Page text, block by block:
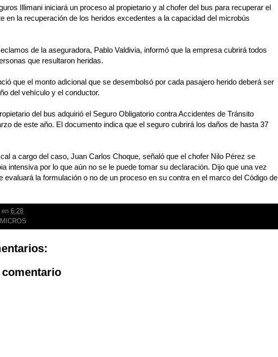
Illimani iniciará un proceso al propietario y al chofer del bus para recuperar el
en la recuperación de los heridos excedentes a la capacidad del microbús
de la aseguradora, Pablo Valdivia, informó que la empresa cubrirá todos
que resultaron heridas.
que el monto adicional que se desembolsó por cada pasajero herido deberá ser
del vehículo y el conductor.
del bus adquirió el Seguro Obligatorio contra Accidentes de Tránsito
de este año. El documento indica que el seguro cubrirá los daños de hasta 37
a cargo del caso, Juan Carlos Choque, señaló que el chofer Nilo Pérez se
intensiva por lo que aún no se le puede tomar su declaración. Dijo que una vez
evaluará la formulación o no de un proceso en su contra en el marco del Código de
en 6:28
MICROS